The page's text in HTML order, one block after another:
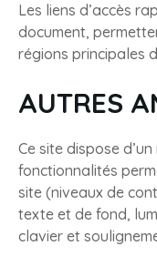
Les liens d’accès
document,
régions principales
AUTRES
Ce site dispose
fonctionnalités
site (niveaux de
texte et de fond,
clavier et